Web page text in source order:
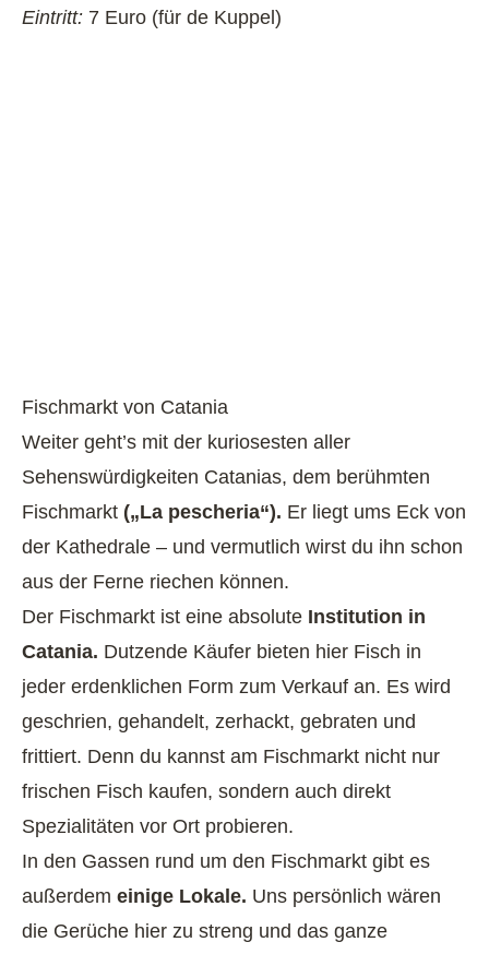
Eintritt: 7 Euro (für de Kuppel)
Fischmarkt von Catania
Weiter geht’s mit der kuriosesten aller
Sehenswürdigkeiten Catanias, dem berühmten
Fischmarkt („La pescheria“). Er liegt ums Eck von
der Kathedrale – und vermutlich wirst du ihn schon
aus der Ferne riechen können.
Der Fischmarkt ist eine absolute Institution in
Catania. Dutzende Käufer bieten hier Fisch in
jeder erdenklichen Form zum Verkauf an. Es wird
geschrien, gehandelt, zerhackt, gebraten und
frittiert. Denn du kannst am Fischmarkt nicht nur
frischen Fisch kaufen, sondern auch direkt
Spezialitäten vor Ort probieren.
In den Gassen rund um den Fischmarkt gibt es
außerdem einige Lokale. Uns persönlich wären
die Gerüche hier zu streng und das ganze